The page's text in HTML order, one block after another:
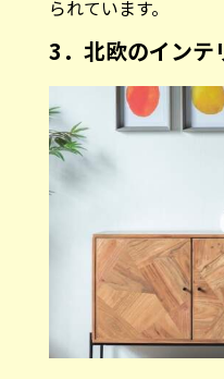
られています。
3．北欧のインテ